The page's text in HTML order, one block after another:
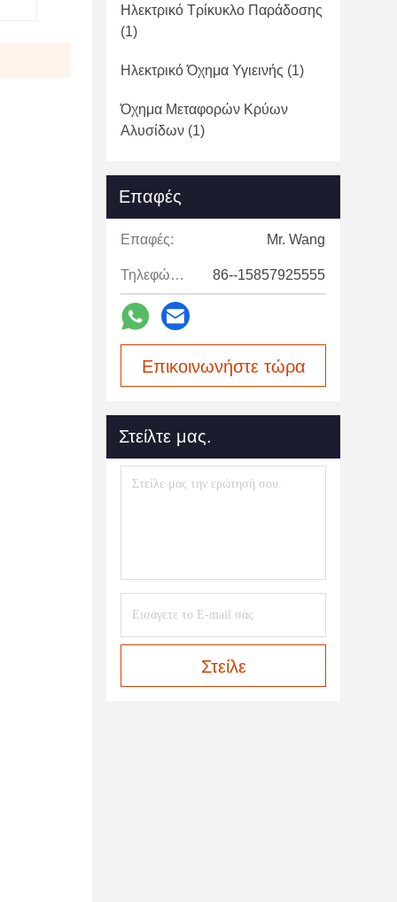
Ηλεκτρικό Τρίκυκλο Παράδοσης
(1)
Ηλεκτρικό Όχημα Υγιεινής (1)
Όχημα Μεταφορών Κρύων
Αλυσίδων (1)
Επαφές
Επαφές: Mr. Wang
Τηλεφώνημα: 86--15857925555
Επικοινωνήστε τώρα
Στείλτε μας.
Στείλε